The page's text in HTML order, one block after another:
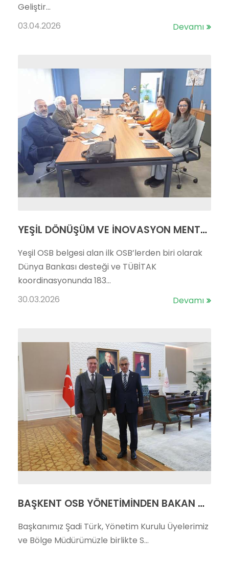
Geliştir...
03.04.2026
Devamı
YEŞİL DÖNÜŞÜM VE İNOVASYON MENTÖRLÜK DESTEĞİMİZ DEVAM EDİYOR!
Yeşil OSB belgesi alan ilk OSB’lerden biri olarak
Dünya Bankası desteği ve TÜBİTAK
koordinasyonunda 183...
30.03.2026
Devamı
BAŞKENT OSB YÖNETİMİNDEN BAKAN MEMİŞOĞLU'NA ZİYARET
Başkanımız Şadi Türk, Yönetim Kurulu Üyelerimiz
ve Bölge Müdürümüzle birlikte S...